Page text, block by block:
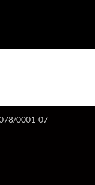
0001-07